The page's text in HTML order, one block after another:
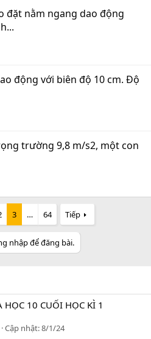
đặt nằm ngang dao động
động với biên độ 10 cm. Độ
trường 9,8 m/s2, một con
3 … 64 Tiếp
nhập để đăng bài.
HỌC 10 CUỐI HỌC KÌ 1
Cập nhật:8/1/24